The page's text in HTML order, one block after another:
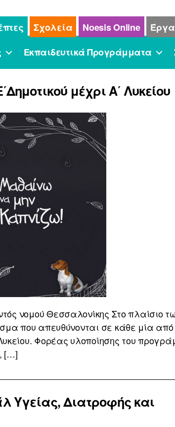
Σχολεία Noesis Online Έργα
Εκπαιδευτικά Προγράμματα
μέχρι Α΄ Λυκείου
νομού Θεσσαλονίκης Στο πλαίσιο
που απευθύνονται σε κάθε μία από
Φορέας υλοποίησης του
[…]
Υγείας, Διατροφής και